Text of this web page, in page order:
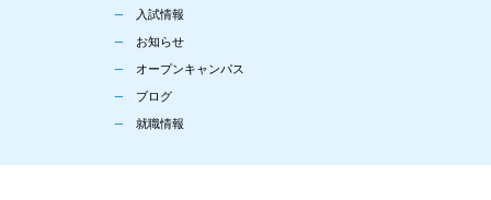
入試情報
お知らせ
オープンキャンパス
ブログ
就職情報